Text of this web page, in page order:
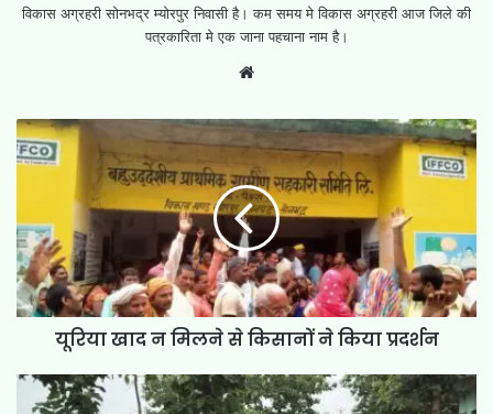
विकास अग्रहरी सोनभद्र म्योरपुर निवासी है। कम समय मे विकास अग्रहरी आज जिले की
पत्रकारिता मे एक जाना पहचाना नाम है।
यूरिया खाद न मिलने से किसानों ने किया प्रदर्शन